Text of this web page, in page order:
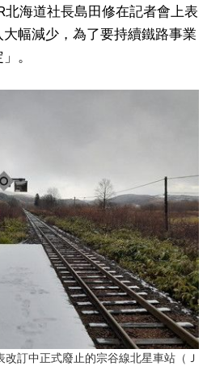
海道社長島田修在記者會上表
幅減少，為了要持續鐵路事業
。
訂中正式廢止的宗谷線北星車站（Ｊ